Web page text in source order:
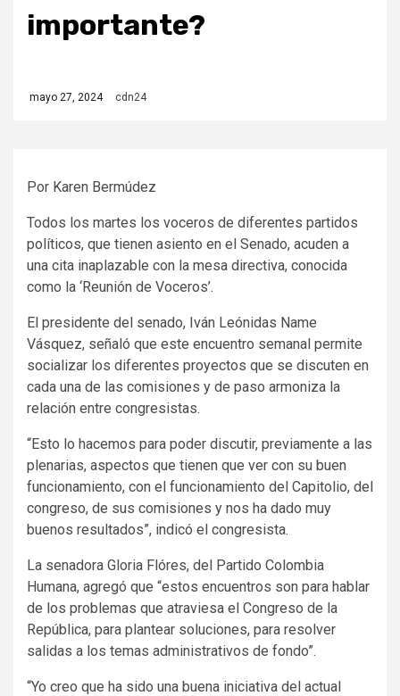
importante?
mayo 27, 2024 cdn24
Por Karen Bermúdez
Todos los martes los voceros de diferentes partidos
políticos, que tienen asiento en el Senado, acuden a
una cita inaplazable con la mesa directiva, conocida
como la ‘Reunión de Voceros’.
El presidente del senado, Iván Leónidas Name
Vásquez, señaló que este encuentro semanal permite
socializar los diferentes proyectos que se discuten en
cada una de las comisiones y de paso armoniza la
relación entre congresistas.
“Esto lo hacemos para poder discutir, previamente a las
plenarias, aspectos que tienen que ver con su buen
funcionamiento, con el funcionamiento del Capitolio, del
congreso, de sus comisiones y nos ha dado muy
buenos resultados”, indicó el congresista.
La senadora Gloria Flóres, del Partido Colombia
Humana, agregó que “estos encuentros son para hablar
de los problemas que atraviesa el Congreso de la
República, para plantear soluciones, para resolver
salidas a los temas administrativos de fondo”.
“Yo creo que ha sido una buena iniciativa del actual